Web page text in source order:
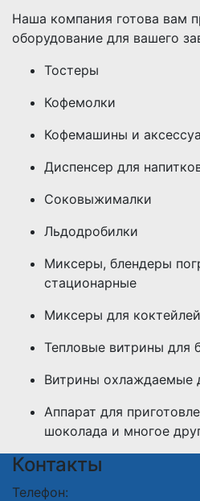
Наша компания готова вам
оборудование для вашего
Тостеры
Кофемолки
Кофемашины и
Диспенсер для
Соковыжималки
Льдодробилки
Миксеры, блендеры
стационарные
Миксеры для коктейлей
Тепловые витрины для
Витрины охлаждаемые
Аппарат для
шоколада и многое
Контакты
Телефон: